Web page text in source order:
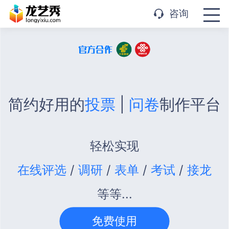
咨询
APP下载
简约好用的投票 问卷制作平台
轻松实现
在线评选 / 调研 / 表单 / 考试 / 接龙
等等...
免费使用